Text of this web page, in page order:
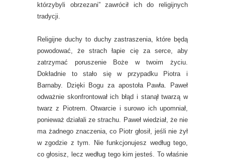
którzybyli obrzezani” zawrócił ich do religijnych
tradycji.
Religijne duchy to duchy zastraszenia, które będą
powodować, że strach łapie cię za serce, aby
zatrzymać poruszenie Boże w twoim życiu.
Dokładnie to stało się w przypadku Piotra i
Barnaby. Dzięki Bogu za apostoła Pawła. Paweł
odważnie skonfrontował ich błąd i stanął twarzą w
twarz z Piotrem. Otwarcie i surowo ich upomniał,
ponieważ działali ze strachu. Paweł wiedział, że nie
ma żadnego znaczenia, co Piotr głosił, jeśli nie żył
w zgodzie z tym. Nie funkcjonujesz według tego,
co głosisz, lecz według tego kim jesteś. To właśnie